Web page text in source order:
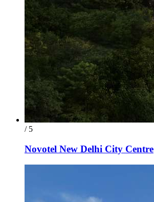
/ 5
Novotel New Delhi City Centre